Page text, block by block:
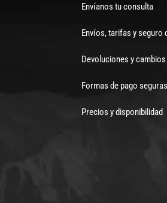
Envíanos tu consulta
Envíos, tarifas y seguro
Devoluciones y cambios
Formas de pago seguras
Precios y disponibilidad